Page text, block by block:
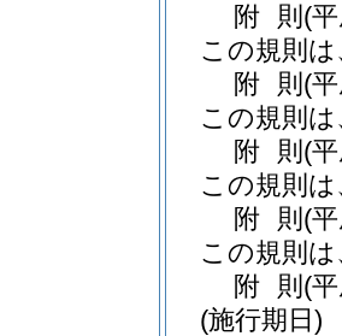
附 則 (
この規則
附 則 (
この規則
附 則 (
この規則
附 則 (
この規則
附 則 (
(施行期日)